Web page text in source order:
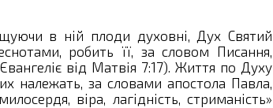
в ній плоди духовні, Дух Святий
робить її, за словом Писання,
від Матвія 7:17). Життя по Духу
належать, за словами апостола Павла,
віра, лагідність, стриманість»